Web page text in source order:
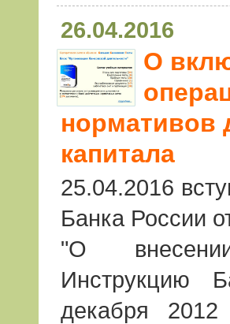
26.04.2016
О
нормативов
капитала
25.04.2016
Банка России
"О
Инструкцию
декабря